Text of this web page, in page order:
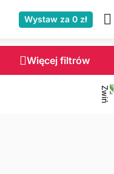
Wystaw za 0 zł
Więcej filtrów